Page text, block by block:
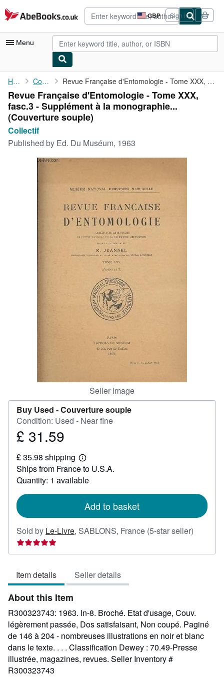
Skip to main content
AbeBooks.co.uk GBP
Site
shopping
preferences
Sign in
Menu
My Account
My Purchases
Advanced Search
Browse Collections
Art & Collectables
Start Selling
CLOSE
Home Collectif Revue Française d'Entomologie - Tome XXX, fasc.3 - Supplément à ...
Revue Française d'Entomologie - Tome XXX,
fasc.3 - Supplément à la monographie...
(Couverture souple)
Collectif
Published by Ed. Du Muséum, 1963
Seller Image
Buy Used -Couverture souple
Condition: Used - Near fine
Price
31.59
£ 31.59
£ 35.98 shipping
Learn
more
about
shipping
Ships from France to U.S.A.
Quantity: 1 available
Add to basket
Sold by Le-Livre, SABLONS, France (5-star seller)
5
Item details Seller details
About this Item
R300323743: 1963. In-8. Broché. Etat d'usage, Couv.
légèrement passée, Dos satisfaisant, Non coupé. Paginé
de 146 à 204 - nombreuses illustrations en noir et blanc
dans le texte. . . . Classification Dewey : 70.49-Presse
illustrée, magazines, revues. Seller Inventory #
R300323743